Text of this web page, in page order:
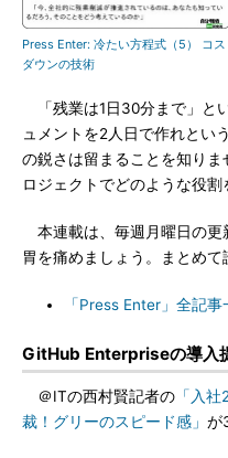
Press Enter: 冷たい方程式（5） コス
ダウンの技術
「残業は1日30分まで」と
ュメントを2人日で作れとい
の鋭さは留まることを知り
ロジェクトでどのような役割
本連載は、毎週月曜日の更
胃を痛めましょう。まとめて
「Press Enter」全記事
GitHub Enterpriseの導入
＠ITの西村賢記者の 「入
裁！グリーのスピード感」 が